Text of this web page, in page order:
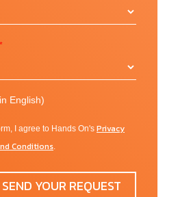
English)
I agree to Hands On's Privacy
Conditions.
SEND YOUR REQUEST